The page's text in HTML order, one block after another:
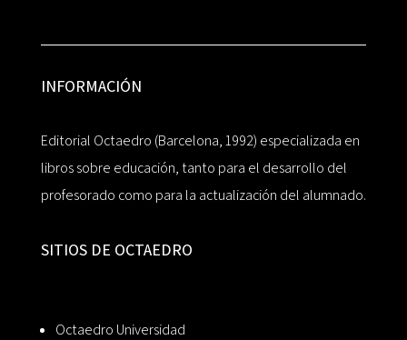
INFORMACIÓN
Editorial Octaedro (Barcelona, 1992) especializada en
libros sobre educación, tanto para el desarrollo del
profesorado como para la actualización del alumnado.
SITIOS DE OCTAEDRO
Octaedro Universidad